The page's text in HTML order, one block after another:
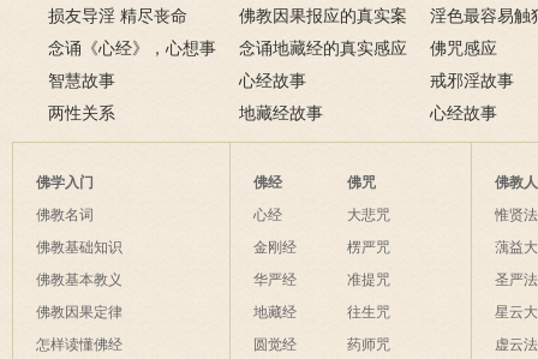
损友导淫 精尽丧命
佛教因果报应的真实案
例
淫色最容易触
淫欲心难清静
念诵《心经》，心想事
成
念诵地藏经的真实感应
六则
佛咒感应
智慧故事
心经故事
戒邪淫故事
两性关系
地藏经故事 心经故事
佛学入门
佛教名词
佛教基础知识
佛教基本教义
佛教因果定律
怎样读懂佛经
佛经
心经
金刚经
华严经
地藏经
圆觉经
佛咒
大悲咒
楞严咒
准提咒
往生咒
药师咒
佛教
惟贤
蕅益
圣严
星云
虚云